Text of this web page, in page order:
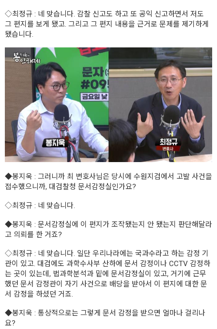
◇최정규 : 네 맞습니다. 감찰 신고도 하고 또 공익 신고하면서 저도
그 편지를 보게 됐고. 그리고 그 편지 내용을 근거로 문제를 제기하게
됐습니다.
◆봉지욱 : 그러니까 최 변호사님은 당시에 수원지검에서 고발 사건을
접수했으니까, 대검찰청 문서감정실인가요?
◇최정규 : 네 맞습니다.
◆봉지욱 : 문서감정실에 이 편지가 조작됐는지 안 됐는지 판단해달라
고 의뢰를 한 거죠?
◇최정규 : 네 맞습니다. 일단 우리나라에는 국과수라고 하는 감정 기
관이 있고. 대검에도 과학수사부 산하에 문서 감정이나 CCTV 감정하
는 곳이 있는데, 법과학분석과 밑에 문서감정실이 있고, 거기에 근무
했던 문서 감정관이 자기 사건으로 배당을 받아서 이 편지에 대한 문
서 감정을 하셨던 거죠.
◆봉지욱 : 통상적으로는 그렇게 문서 감정을 받으면 얼마나 걸리나
요?